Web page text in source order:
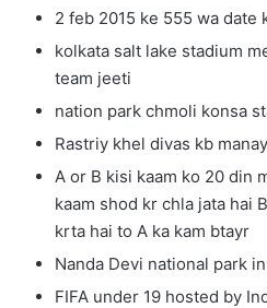
2 feb 2015 ke 555 wa date
kolkata salt lake stadium
team jeeti
nation park chmoli konsa
Rastriy khel divas kb
A or B kisi kaam ko 20 din
kaam shod kr chla jata hai
krta hai to A ka kam btayr
Nanda Devi national park
FIFA under 19 hosted by